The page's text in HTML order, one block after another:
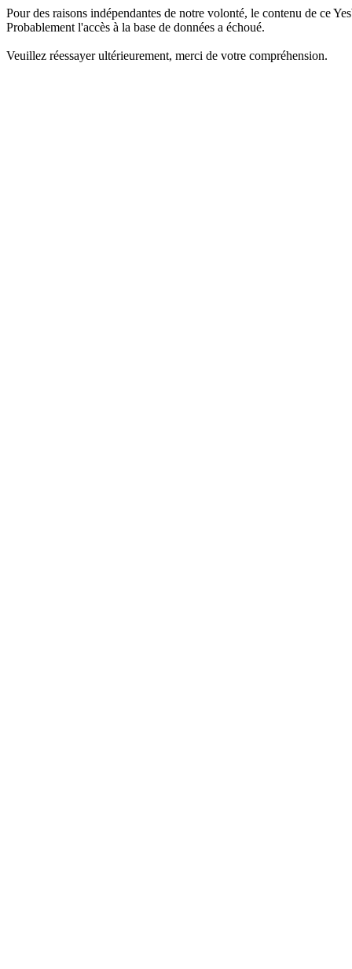
Pour des raisons indépendantes de notre volonté, le contenu de ce
Probablement l'accès à la base de données a échoué.
Veuillez réessayer ultérieurement, merci de votre compréhension.